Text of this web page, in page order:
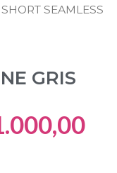
SEAMLESS
GRIS